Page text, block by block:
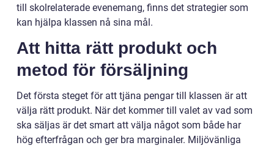
till skolrelaterade evenemang, finns det strategier som
kan hjälpa klassen nå sina mål.
Att hitta rätt produkt och
metod för försäljning
Det första steget för att tjäna pengar till klassen är att
välja rätt produkt. När det kommer till valet av vad som
ska säljas är det smart att välja något som både har
hög efterfrågan och ger bra marginaler. Miljövänliga